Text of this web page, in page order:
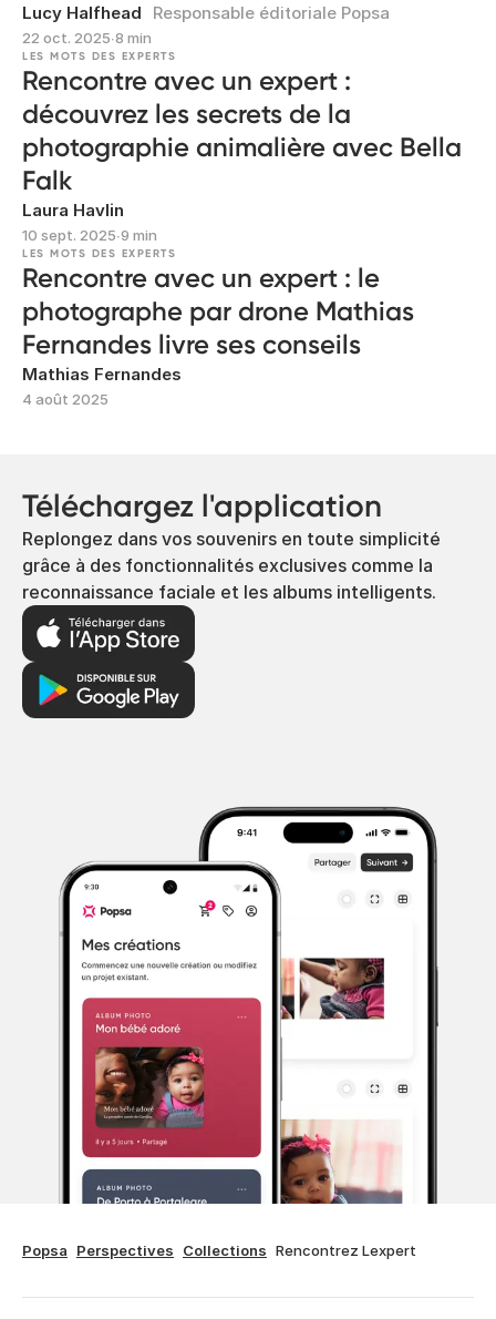
Lucy Halfhead Responsable éditoriale Popsa
22 oct. 2025∙8 min
LES MOTS DES EXPERTS
Rencontre avec un expert :
découvrez les secrets de la
photographie animalière avec Bella
Falk
Laura Havlin
10 sept. 2025∙9 min
LES MOTS DES EXPERTS
Rencontre avec un expert : le
photographe par drone Mathias
Fernandes livre ses conseils
Mathias Fernandes
4 août 2025
Téléchargez l'application
Replongez dans vos souvenirs en toute simplicité
grâce à des fonctionnalités exclusives comme la
reconnaissance faciale et les albums intelligents.
Popsa Perspectives Collections Rencontrez Lexpert